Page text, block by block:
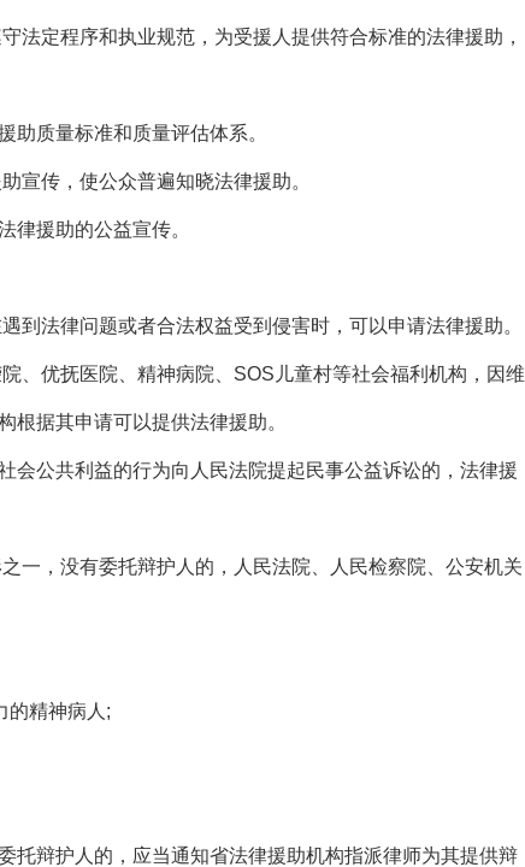
定程序和执业规范，为受援人提供符合标准的法律援助，
质量标准和质量评估体系。
传，使公众普遍知晓法律援助。
援助的公益宣传。
法律问题或者合法权益受到侵害时，可以申请法律援助。
优抚医院、精神病院、SOS儿童村等社会福利机构，因维
根据其申请可以提供法律援助。
公共利益的行为向人民法院提起民事公益诉讼的，法律援
，没有委托辩护人的，人民法院、人民检察院、公安机关
精神病人;
辩护人的，应当通知省法律援助机构指派律师为其提供辩